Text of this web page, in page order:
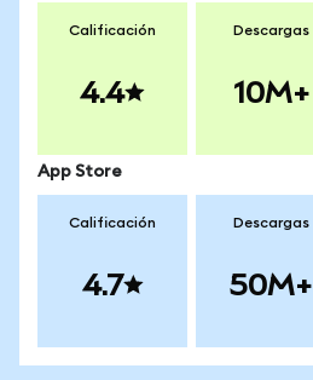
Calificación
4.4
Descargas
10M+
App Store
Calificación
4.7
Descargas
50M+